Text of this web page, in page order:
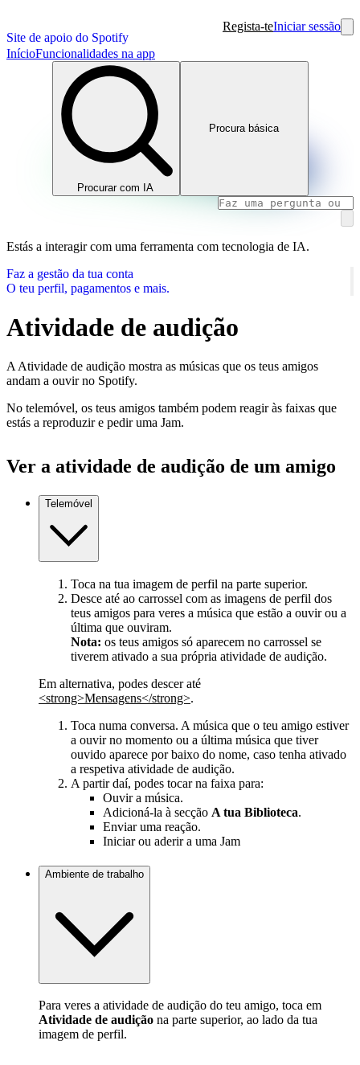
Site de apoio do Spotify
Regista-teIniciar sessão
InícioFuncionalidades na app
Procurar com IA
Procura básica
Estás a interagir com uma ferramenta com tecnologia de IA.
Faz a gestão da tua conta
O teu perfil, pagamentos e mais.
Atividade de audição
A Atividade de audição mostra as músicas que os teus amigos
andam a ouvir no Spotify.
No telemóvel, os teus amigos também podem reagir às faixas que
estás a reproduzir e pedir uma Jam.
Ver a atividade de audição de um amigo
Telemóvel
Toca na tua imagem de perfil na parte superior.
Desce até ao carrossel com as imagens de perfil dos
teus amigos para veres a música que estão a ouvir ou a
última que ouviram.
Nota: os teus amigos só aparecem no carrossel se
tiverem ativado a sua própria atividade de audição.
Em alternativa, podes descer até
<strong>Mensagens</strong>.
Toca numa conversa. A música que o teu amigo estiver
a ouvir no momento ou a última música que tiver
ouvido aparece por baixo do nome, caso tenha ativado
a respetiva atividade de audição.
A partir daí, podes tocar na faixa para:
Ouvir a música.
Adicioná-la à secção A tua Biblioteca.
Enviar uma reação.
Iniciar ou aderir a uma Jam
Ambiente de trabalho
Para veres a atividade de audição do teu amigo, toca em
Atividade de audição na parte superior, ao lado da tua
imagem de perfil.